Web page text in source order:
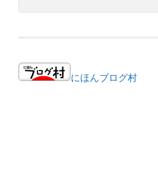
にほんブログ村